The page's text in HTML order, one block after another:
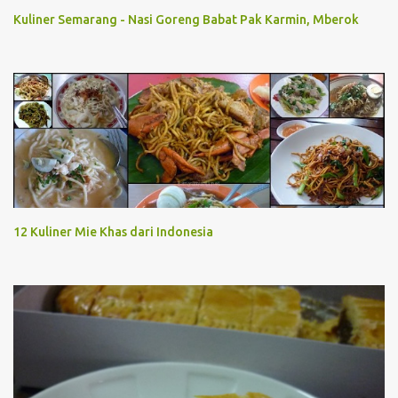
Kuliner Semarang - Nasi Goreng Babat Pak Karmin, Mberok
12 Kuliner Mie Khas dari Indonesia